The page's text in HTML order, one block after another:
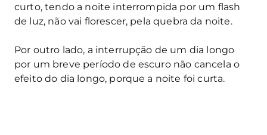
curto, tendo a noite interrompida por um flash
de luz, não vai florescer, pela quebra da noite.
Por outro lado, a interrupção de um dia longo
por um breve período de escuro não cancela o
efeito do dia longo, porque a noite foi curta.